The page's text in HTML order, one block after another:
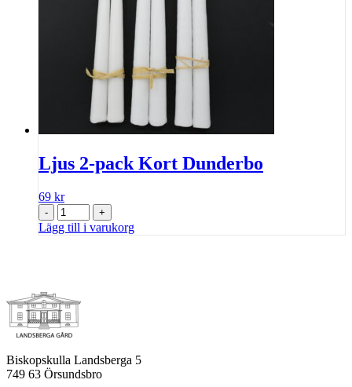
Ljus 2-pack Kort Dunderbo
69 kr
- +
Lägg till i varukorg
Biskopskulla Landsberga 5
749 63 Örsundsbro